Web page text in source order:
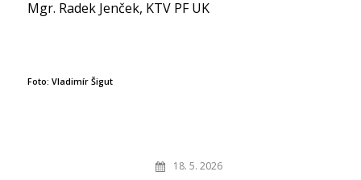
Mgr. Radek Jenček, KTV PF UK
Foto: Vladimír Šigut
18. 5. 2026